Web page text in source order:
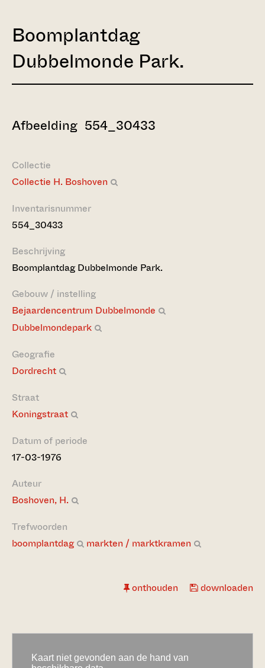
Boomplantdag
Dubbelmonde Park.
Afbeelding 554_30433
Collectie
Collectie H. Boshoven
Inventarisnummer
554_30433
Beschrijving
Boomplantdag Dubbelmonde Park.
Gebouw / instelling
Bejaardencentrum Dubbelmonde
Dubbelmondepark
Geografie
Dordrecht
Straat
Koningstraat
Datum of periode
17-03-1976
Auteur
Boshoven, H.
Trefwoorden
boomplantdag
markten / marktkramen
onthouden downloaden